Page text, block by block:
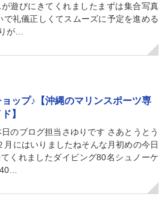
遊びにきてくれましたまずは集合写真
礼儀正しくてスムーズに予定を進める
が…
ップ♪【沖縄のマリンスポーツ専
】
のブログ担当さゆりです さあとうとう
月にはいりましたねそんな月初めの今日
くれましたダイビング80名シュノーケ